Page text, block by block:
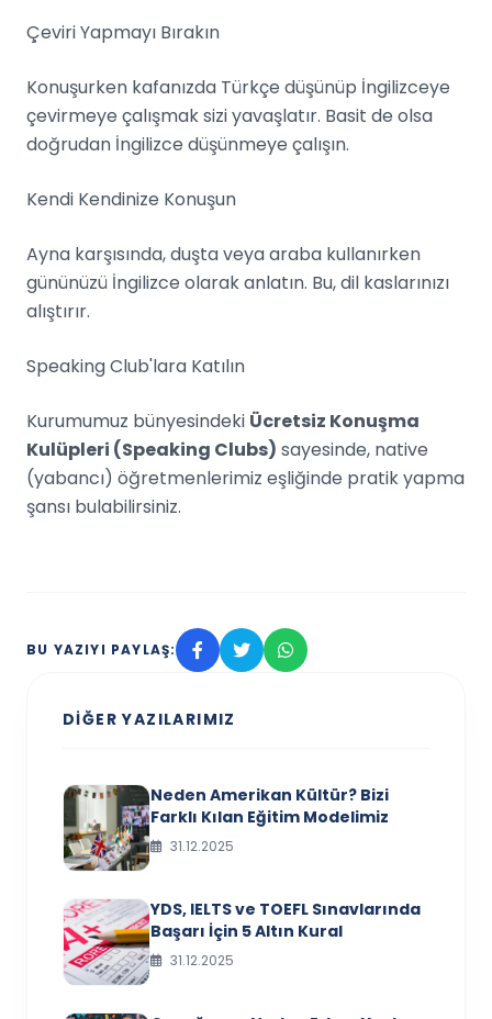
Çeviri Yapmayı Bırakın
Konuşurken kafanızda Türkçe düşünüp İngilizceye
çevirmeye çalışmak sizi yavaşlatır. Basit de olsa
doğrudan İngilizce düşünmeye çalışın.
Kendi Kendinize Konuşun
Ayna karşısında, duşta veya araba kullanırken
gününüzü İngilizce olarak anlatın. Bu, dil kaslarınızı
alıştırır.
Speaking Club'lara Katılın
Kurumumuz bünyesindeki Ücretsiz Konuşma
Kulüpleri (Speaking Clubs) sayesinde, native
(yabancı) öğretmenlerimiz eşliğinde pratik yapma
şansı bulabilirsiniz.
BU YAZIYI PAYLAŞ:
DIĞER YAZILARIMIZ
Neden Amerikan Kültür? Bizi
Farklı Kılan Eğitim Modelimiz
31.12.2025
YDS, IELTS ve TOEFL Sınavlarında
Başarı İçin 5 Altın Kural
31.12.2025